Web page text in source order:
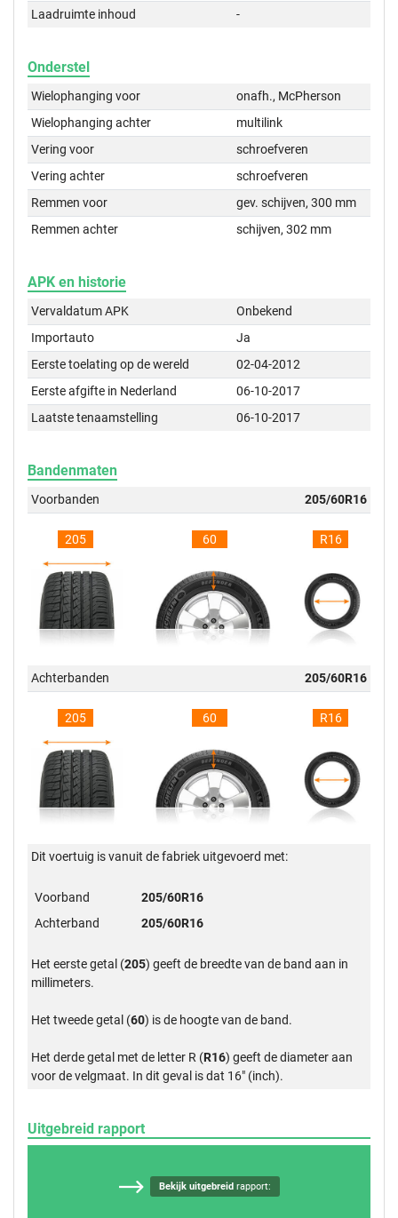
Laadruimte inhoud
-
Onderstel
Wielophanging voor
onafh., McPherson
Wielophanging achter
multilink
Vering voor
schroefveren
Vering achter
schroefveren
Remmen voor
gev. schijven, 300 mm
Remmen achter
schijven, 302 mm
APK en historie
Vervaldatum APK
Onbekend
Importauto
Ja
Eerste toelating op de wereld
02-04-2012
Eerste afgifte in Nederland
06-10-2017
Laatste tenaamstelling
06-10-2017
Bandenmaten
Voorbanden 205/60R16
205 60 R16
Achterbanden 205/60R16
205 60 R16
Dit voertuig is vanuit de fabriek uitgevoerd met:
Voorband
205/60R16
Achterband
205/60R16
Het eerste getal (205) geeft de breedte van de band aan in
millimeters.
Het tweede getal (60) is de hoogte van de band.
Het derde getal met de letter R (R16) geeft de diameter aan
voor de velgmaat. In dit geval is dat 16" (inch).
Uitgebreid rapport
Bekijk uitgebreid rapport: